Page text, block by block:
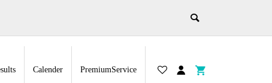
Calender PremiumService